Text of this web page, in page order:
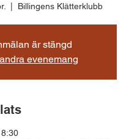
Billingens Klätterklubb
är stängd
evenemang